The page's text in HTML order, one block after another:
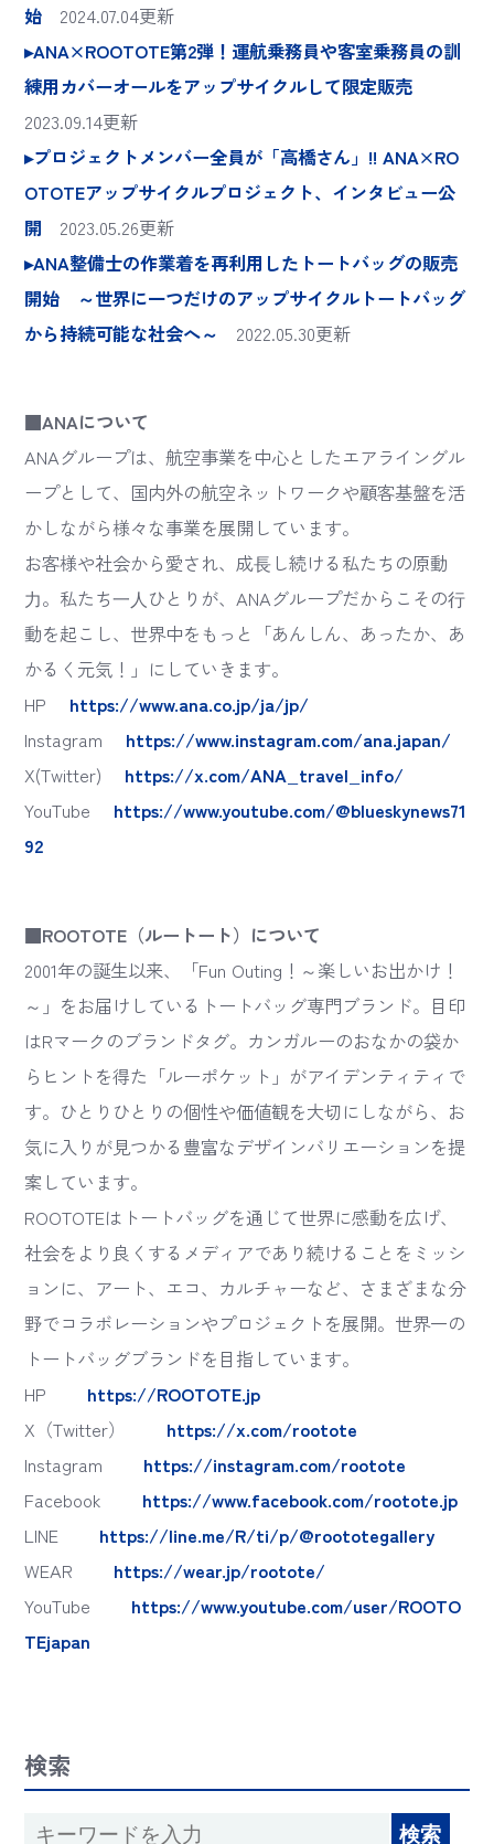
始 2024.07.04更新
▸ANA×ROOTOTE第2弾！運航乗務員や客室乗務員の訓
練用カバーオールをアップサイクルして限定販売
2023.09.14更新
▸プロジェクトメンバー全員が「高橋さん」!! ANA×RO
OTOTEアップサイクルプロジェクト、インタビュー公
開 2023.05.26更新
▸ANA整備士の作業着を再利用したトートバッグの販売
開始 ～世界に一つだけのアップサイクルトートバッグ
から持続可能な社会へ～ 2022.05.30更新
■ANAについて
ANAグループは、航空事業を中心としたエアライングル
ープとして、国内外の航空ネットワークや顧客基盤を活
かしながら様々な事業を展開しています。
お客様や社会から愛され、成⻑し続ける私たちの原動
⼒。私たち⼀⼈ひとりが、ANAグループだからこその⾏
動を起こし、世界中をもっと「あんしん、あったか、あ
かるく元気！」にしていきます。
HP https://www.ana.co.jp/ja/jp/
Instagram https://www.instagram.com/ana.japan/
X(Twitter) https://x.com/ANA_travel_info/
YouTube https://www.youtube.com/@blueskynews71
92
■ROOTOTE（ルートート）について
2001年の誕生以来、「Fun Outing！～楽しいお出かけ！
～」をお届けしているトートバッグ専門ブランド。目印
はRマークのブランドタグ。カンガルーのおなかの袋か
らヒントを得た「ルーポケット」がアイデンティティで
す。ひとりひとりの個性や価値観を大切にしながら、お
気に入りが見つかる豊富なデザインバリエーションを提
案しています。
ROOTOTEはトートバッグを通じて世界に感動を広げ、
社会をより良くするメディアであり続けることをミッシ
ョンに、アート、エコ、カルチャーなど、さまざまな分
野でコラボレーションやプロジェクトを展開。世界一の
トートバッグブランドを目指しています。
HP https://ROOTOTE.jp
X（Twitter） https://x.com/rootote
Instagram https://instagram.com/rootote
Facebook https://www.facebook.com/rootote.jp
LINE https://line.me/R/ti/p/@roototegallery
WEAR https://wear.jp/rootote/
YouTube https://www.youtube.com/user/ROOTO
TEjapan
検索